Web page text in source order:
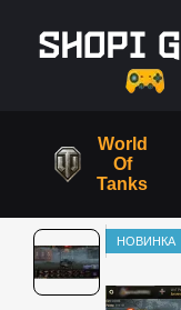
World
Of
Tanks
НОВИНКА